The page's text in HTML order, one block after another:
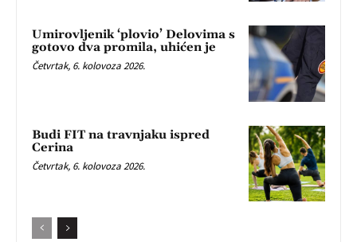
Umirovljenik ‘plovio’ Delovima s
gotovo dva promila, uhićen je
Četvrtak, 6. kolovoza 2026.
Budi FIT na travnjaku ispred
Cerina
Četvrtak, 6. kolovoza 2026.